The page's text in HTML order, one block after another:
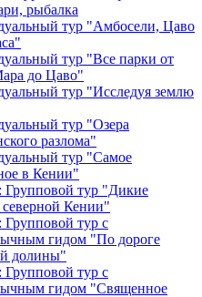
рыбалка
тур "Амбосели, Цаво
тур "Все парки от
до Цаво"
тур "Исследуя землю
тур "Озера
разлома"
тур "Самое
в Кении"
тур "Дикие
Кении"
тур с
гидом "По дороге
долины"
тур с
гидом "Священное